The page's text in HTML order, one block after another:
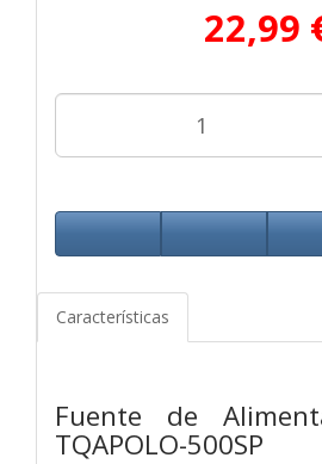
22,99
Características
Fuente de
TQAPOLO-500SP